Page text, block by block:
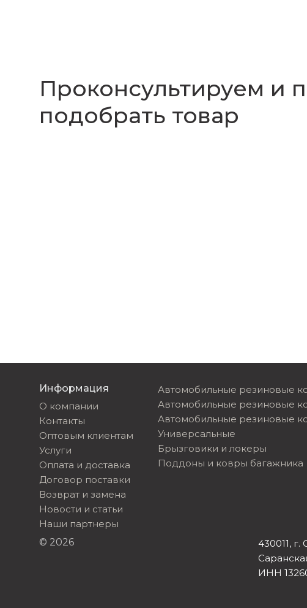
Проконсультируем и
подобрать товар
Информация
О компании
Контакты
Оптовым клиентам
Услуги
Оплата и доставка
Договор поставки
Возврат и замена
Новости и статьи
Наши партнеры
Автомобильные резиновые
Автомобильные резиновые
Автомобильные резиновые
Универсальные
Брызговики и локеры
Поддоны и ковры багажника
© 2026
430011,
ИНН